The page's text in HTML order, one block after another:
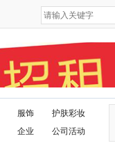
服饰
企业
护肤彩妆
公司活动